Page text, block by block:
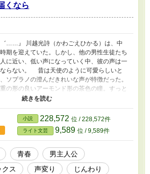
くなら
゛……』 川越光詩（かわごえひかる）は、中
期を迎えていた。しかし、他の男性生徒たち
に近い、低い声になっていく中、彼の声は一
らない。 昔は天使のように可愛らしいと
ソプラノの澄んだきれいな声が特徴だった。
の形の良いアーモンド形の茶色の瞳。すっと
すらっとした細長い手足に高身長。そんな美
声』だけが残念としか言えなかった。 【橘
す）と言います。よろしくお願いします】
は、高身長で真っ黒な髪をショートカットに
印象なのに、光詩への挨拶の声は見た目に反
いものだった。まるで小学生低学年のような
。外見と声が一致しておらず、思わず彼女に
がわいてしまう。 彼女との出会いが光詩
のだろうか。
小説 228,572 位 / 228,572件
ライト文芸 9,589 位 / 9,589件
青春
男主人公
ス
声変り じんわり